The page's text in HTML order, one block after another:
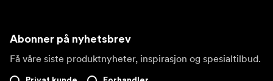
Abonner på nyhetsbrev
Få våre siste produktnyheter, inspirasjon og spesialtilbud.